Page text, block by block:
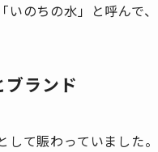
のちの水」と呼んで
ランド
して賑わっていました